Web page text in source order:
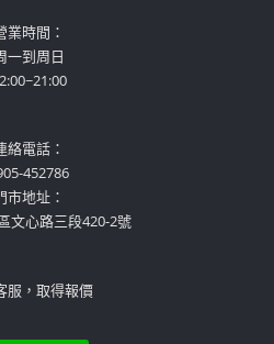
業時間：
一到周日
絡電話：
452786
市地址：
文心路三段420-2號
服，取得報價